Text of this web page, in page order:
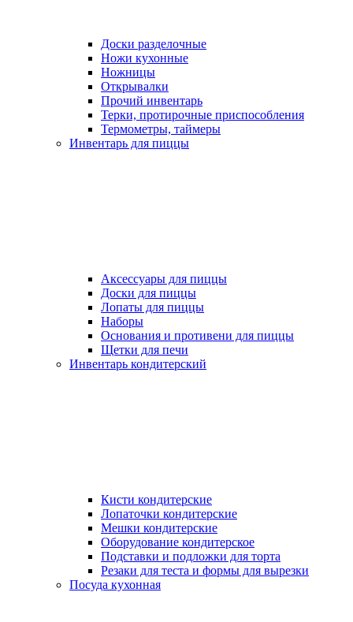
Доски разделочные
Ножи кухонные
Ножницы
Открывалки
Прочий инвентарь
Терки, протирочные приспособления
Термометры, таймеры
Инвентарь для пиццы
Аксессуары для пиццы
Доски для пиццы
Лопаты для пиццы
Наборы
Основания и противени для пиццы
Щетки для печи
Инвентарь кондитерский
Кисти кондитерские
Лопаточки кондитерские
Мешки кондитерские
Оборудование кондитерское
Подставки и подложки для торта
Резаки для теста и формы для вырезки
Посуда кухонная